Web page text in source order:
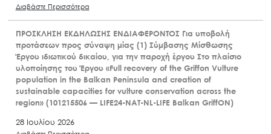
Διαβάστε Περισσότερα
ΠΡΟΣΚΛΗΣΗ ΕΚΔΗΛΩΣΗΣ ΕΝΔΙΑΦΕΡΟΝΤΟΣ Για υποβολή
προτάσεων προς σύναψη μίας (1) Σύμβασης Μίσθωσης
Έργου ιδιωτικού δικαίου, για την παροχή έργου Στο πλαίσιο
υλοποίησης του Έργου «Full recovery of the Griffon Vulture
population in the Balkan Peninsula and creation of
sustainable capacities for vulture conservation across the
region» (101215506 — LIFE24-NAT-NL-LIFE Balkan GriffON)
28 Ιουλίου 2026